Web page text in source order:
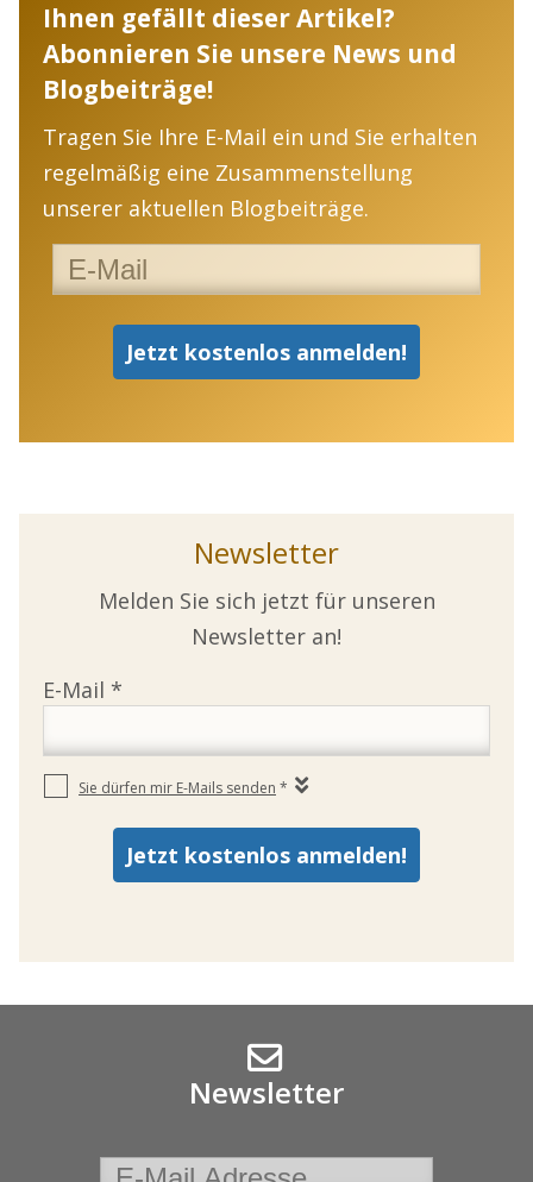
Ihnen gefällt dieser Artikel?
Abonnieren Sie unsere News und
Blogbeiträge!
Tragen Sie Ihre E-Mail ein und Sie erhalten
regelmäßig eine Zusammenstellung
unserer aktuellen Blogbeiträge.
Newsletter
Melden Sie sich jetzt für unseren
Newsletter an!
Newsletter